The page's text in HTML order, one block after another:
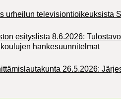
urheilun televisiontioikeuksista
esityslista 8.6.2026:
hankesuunnitelmat
26.5.2026: